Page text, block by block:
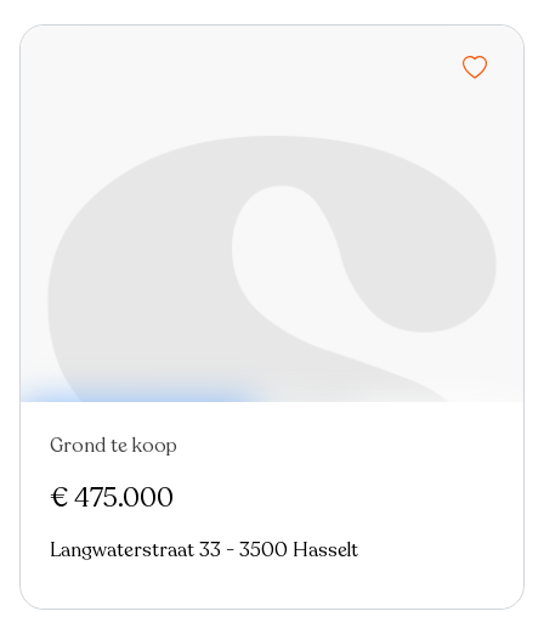
Nieuw
Grond te koop
€ 475.000
Langwaterstraat 33 - 3500 Hasselt